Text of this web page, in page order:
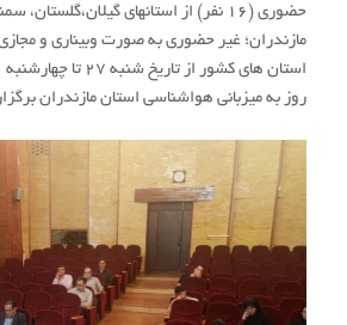
حضوری (۱۶ نفر) از استانهای
روز به میزبانی هواشناسی استان مازندران